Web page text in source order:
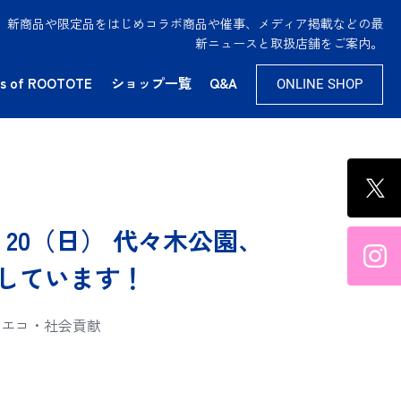
商品や限定品をはじめコラボ商品や催事、メディア掲載などの最
新ニュースと取扱店舗をご案内。
of ROOTOTE ショップ一覧 Q&A ONLINE SHOP
（日） 代々木公園、
ています！
エコ・社会貢献